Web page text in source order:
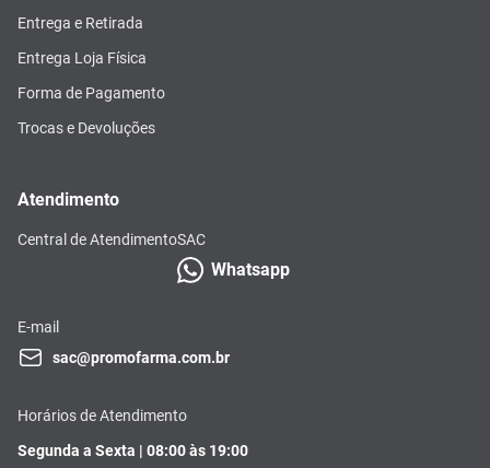
Entrega e Retirada
Entrega Loja Física
Forma de Pagamento
Trocas e Devoluções
Atendimento
Central de AtendimentoSAC
Whatsapp
E-mail
sac@promofarma.com.br
Horários de Atendimento
Segunda a Sexta | 08:00 às 19:00